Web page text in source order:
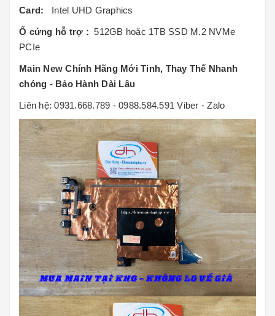
Card: Intel UHD Graphics
Ổ cứng hỗ trợ :512GB hoặc 1TB SSD M.2 NVMe
PCIe
Main New Chính Hãng Mới Tinh, Thay Thế Nhanh
chóng - Bảo Hành Dài Lâu
Liên hệ: 0931.668.789 - 0988.584.591 Viber - Zalo